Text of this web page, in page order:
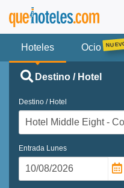
Hoteles Ocio
Destino / Hotel
Destino / Hotel
Entrada Lunes